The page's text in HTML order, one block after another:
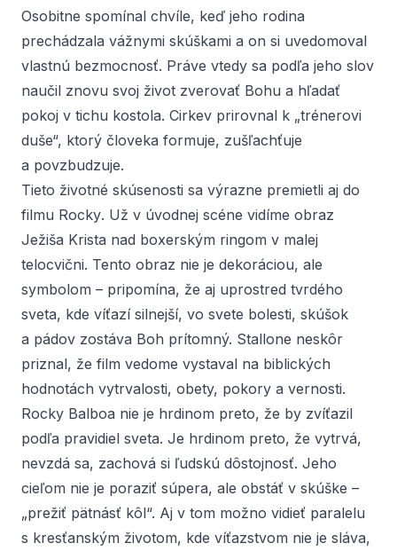
Osobitne spomínal chvíle, keď jeho rodina
prechádzala vážnymi skúškami a on si uvedomoval
vlastnú bezmocnosť. Práve vtedy sa podľa jeho slov
naučil znovu svoj život zverovať Bohu a hľadať
pokoj v tichu kostola. Cirkev prirovnal k „trénerovi
duše“, ktorý človeka formuje, zušľachťuje
a povzbudzuje.
Tieto životné skúsenosti sa výrazne premietli aj do
filmu Rocky. Už v úvodnej scéne vidíme obraz
Ježiša Krista nad boxerským ringom v malej
telocvični. Tento obraz nie je dekoráciou, ale
symbolom – pripomína, že aj uprostred tvrdého
sveta, kde víťazí silnejší, vo svete bolesti, skúšok
a pádov zostáva Boh prítomný. Stallone neskôr
priznal, že film vedome vystaval na biblických
hodnotách vytrvalosti, obety, pokory a vernosti.
Rocky Balboa nie je hrdinom preto, že by zvíťazil
podľa pravidiel sveta. Je hrdinom preto, že vytrvá,
nevzdá sa, zachová si ľudskú dôstojnosť. Jeho
cieľom nie je poraziť súpera, ale obstáť v skúške –
„prežiť pätnásť kôl“. Aj v tom možno vidieť paralelu
s kresťanským životom, kde víťazstvom nie je sláva,